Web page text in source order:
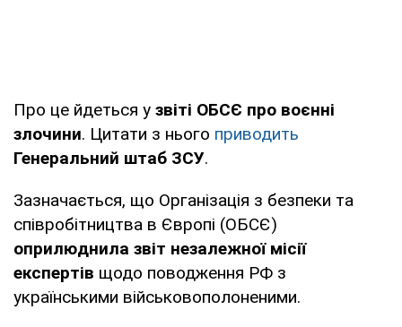
Про це йдеться у звіті ОБСЄ про воєнні
злочини. Цитати з нього приводить
Генеральний штаб ЗСУ.
Зазначається, що Організація з безпеки та
співробітництва в Європі (ОБСЄ)
оприлюднила звіт незалежної місії
експертів щодо поводження РФ з
українськими військовополоненими.